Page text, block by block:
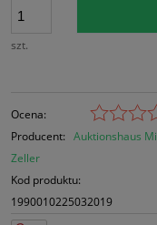
szt.
Ocena:
Producent: Auktionshaus
Zeller
Kod produktu:
1990010225032019